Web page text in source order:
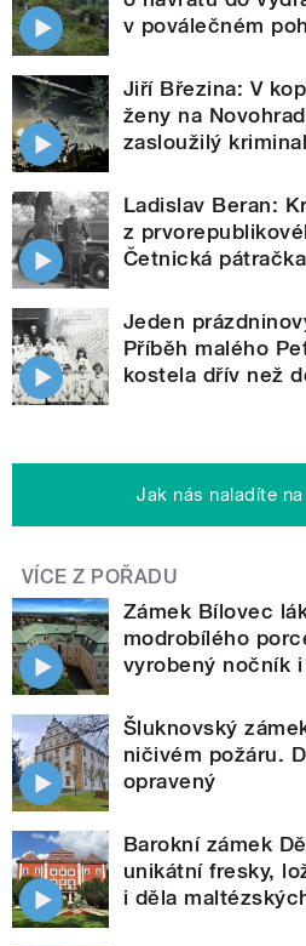
v poválečném
Jiří Březina: V
ženy na
zasloužilý
Ladislav Beran:
z
Četnická
Jeden
Příběh malého
kostela dřív než
Jak nás naladíte
VÍCE Z POŘADU
Zámek Bílovec
modrobílého
vyrobený nočník
Šluknovský
ničivém požáru.
opravený
Barokní zámek
unikátní fresky,
i děla